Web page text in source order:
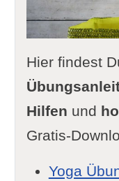
Hier findest
Hilfen und
Gratis-
Yoga